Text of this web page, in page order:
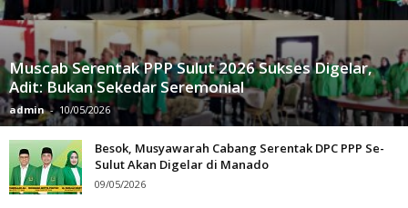
Muscab Serentak PPP Sulut 2026 Sukses Digelar,
Adit: Bukan Sekedar Seremonial
admin - 10/05/2026
Besok, Musyawarah Cabang Serentak DPC PPP Se-
Sulut Akan Digelar di Manado
09/05/2026